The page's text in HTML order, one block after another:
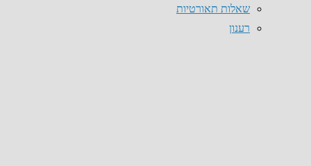
שאלות תאורטיות
רענון